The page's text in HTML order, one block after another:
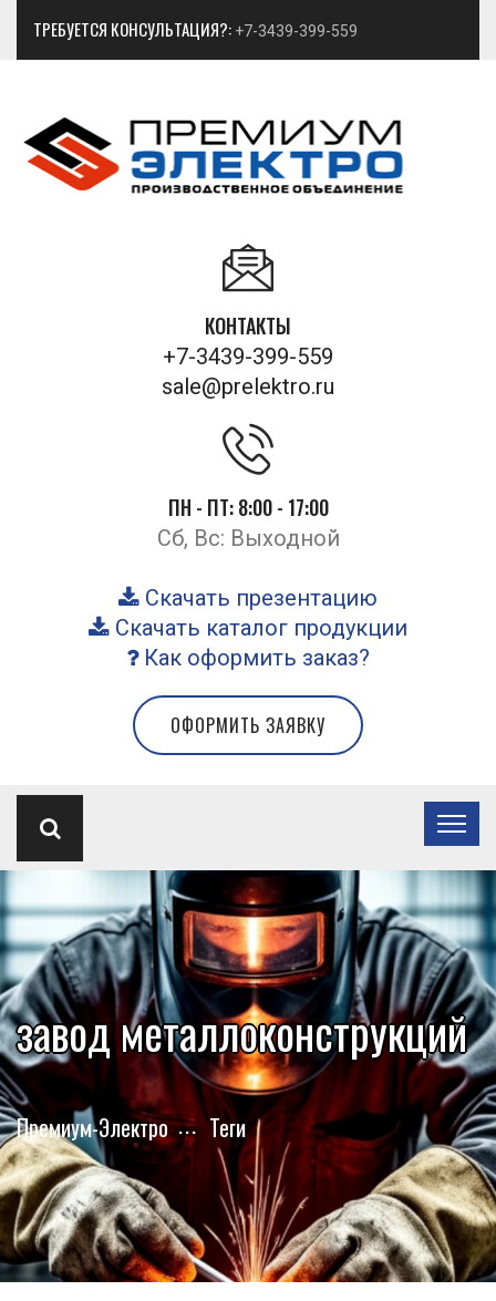
ТРЕБУЕТСЯ КОНСУЛЬТАЦИЯ?: +7-3439-399-559
КОНТАКТЫ
+7-3439-399-559
sale@prelektro.ru
ПН - ПТ: 8:00 - 17:00
Сб, Вс: Выходной
Скачать презентацию
Скачать каталог продукции
Как оформить заказ?
ОФОРМИТЬ ЗАЯВКУ
завод металлоконструкций
Премиум-Электро Теги